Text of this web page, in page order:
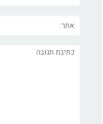
תגובה